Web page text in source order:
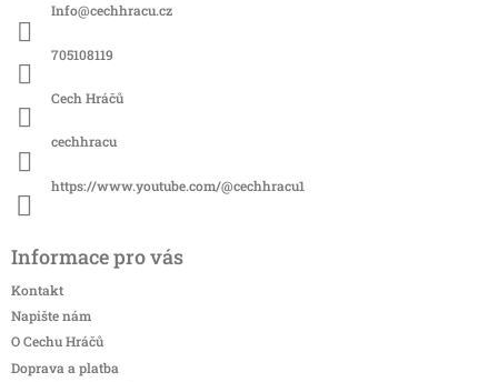
Info@cechhracu.cz
705108119
Cech Hráčů
cechhracu
https://www.youtube.com/@cechhracu1
Informace pro vás
Kontakt
Napište nám
O Cechu Hráčů
Doprava a platba